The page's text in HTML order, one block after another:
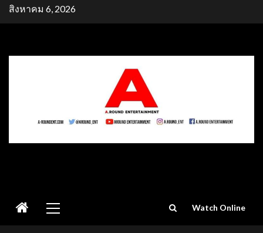
Skipสิงหาคม 6, 2026
Menu
Watch Online